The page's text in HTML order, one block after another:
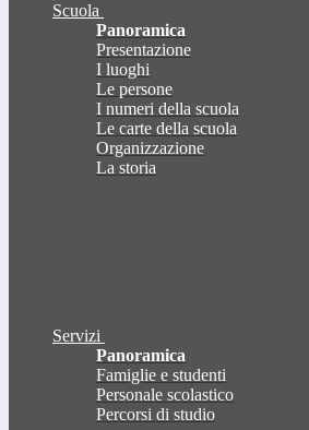
Scuola
Panoramica
Presentazione
I luoghi
Le persone
I numeri della scuola
Le carte della scuola
Organizzazione
La storia
Servizi
Panoramica
Famiglie e studenti
Personale scolastico
Percorsi di studio